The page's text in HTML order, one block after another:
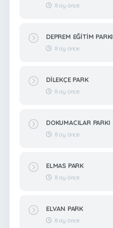
8 ay önce
DEPREM EĞİTİM PARKI
8 ay önce
DİLEKÇE PARK
8 ay önce
DOKUMACILAR PARKI
8 ay önce
ELMAS PARK
8 ay önce
ELVAN PARK
8 ay önce